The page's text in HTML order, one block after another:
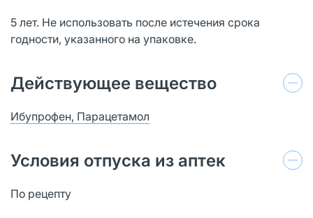
5 лет. Не использовать после истечения срока
годности, указанного на упаковке.
Действующее вещество
Ибупрофен, Парацетамол
Условия отпуска из аптек
По рецепту